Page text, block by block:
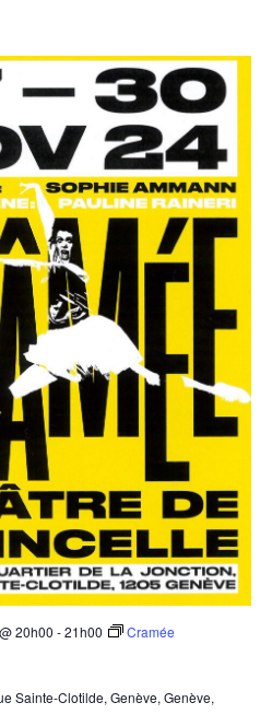
20h00 -21h00 Cramée
Sainte-Clotilde, Genève, Genève,